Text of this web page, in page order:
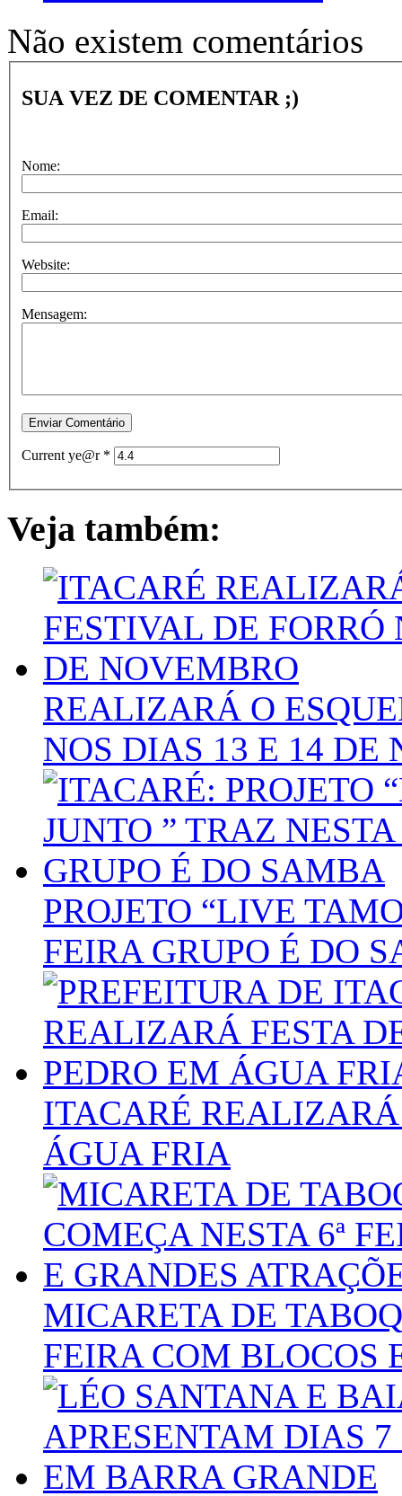
Não existem comentários
SUA VEZ DE COMENTAR ;)
Nome:
Email:
Website:
Mensagem:
Current ye@r *
Veja também:
REALIZARÁ O
NOS DIAS 13 E 14 DE
PROJETO “LIVE
FEIRA GRUPO É DO
ITACARÉ
ÁGUA FRIA
MICARETA DE
FEIRA COM BLOCOS